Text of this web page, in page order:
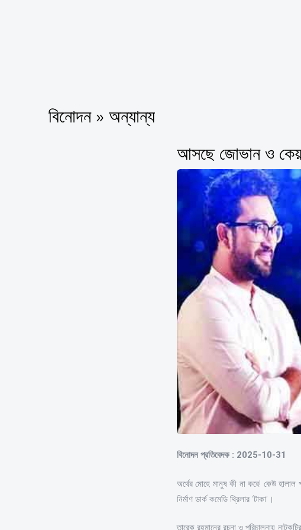
বিনোদন » অন্যান্য
আসছে জোভান ও
বিনোদন প্রতিবেদক : 2025-10-31
অর্থের মোহে মানুষ কী না করে! কেউ
নির্মাণ ডার্ক কমেডি থ্রিলার ‘টাকা’।